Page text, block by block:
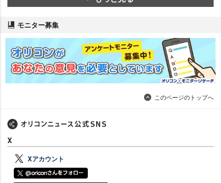
モニター募集
このページのトップへ
X
Xアカウント